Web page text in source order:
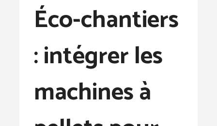
Éco-chantiers
: intégrer les
machines à